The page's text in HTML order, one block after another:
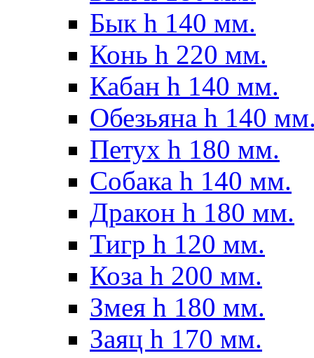
Бык h 140 мм.
Конь h 220 мм.
Кабан h 140 мм.
Обезьяна h 140
Петух h 180 мм.
Собака h 140 мм.
Дракон h 180 мм.
Тигр h 120 мм.
Коза h 200 мм.
Змея h 180 мм.
Заяц h 170 мм.